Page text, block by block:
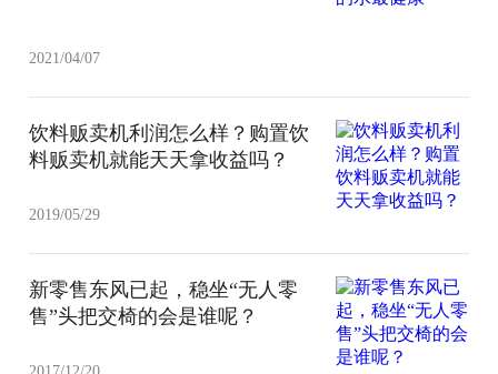
2021/04/07
饮料贩卖机利润怎么样？购置饮
料贩卖机就能天天拿收益吗？
2019/05/29
新零售东风已起，稳坐“无人零
售”头把交椅的会是谁呢？